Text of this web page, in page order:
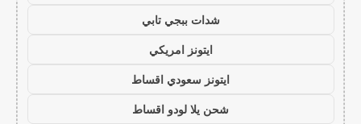
شدات ببجي تابي
ايتونز امريكي
ايتونز سعودي اقساط
شحن يلا لودو اقساط